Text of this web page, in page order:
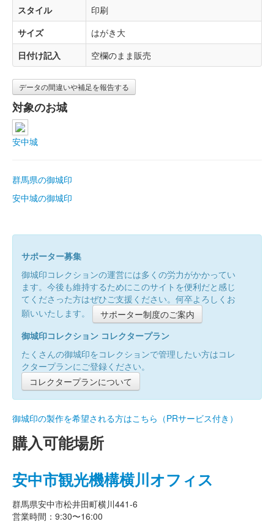
スタイル
印刷
サイズ
はがき大
日付け記入
空欄のまま販売
データの間違いや補足を報告する
対象のお城
安中城
群馬県の御城印
安中城の御城印
サポーター募集
御城印コレクションの運営には多くの労力がかかってい
ます。今後も維持するためにこのサイトを便利だと感じ
てくださった方はぜひご支援ください。何卒よろしくお
願いいたします。
サポーター制度のご案内
御城印コレクション コレクタープラン
たくさんの御城印をコレクションで管理したい方はコレ
クタープランにご登録ください。
コレクタープランについて
御城印の製作を希望される方はこちら（PRサービス付き）
購入可能場所
安中市観光機構横川オフィス
群馬県安中市松井田町横川441-6
営業時間：9:30〜16:00